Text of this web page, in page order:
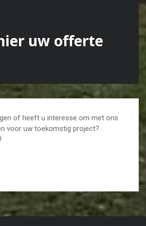
uw offerte
of heeft u interesse om met ons
voor uw toekomstig project?